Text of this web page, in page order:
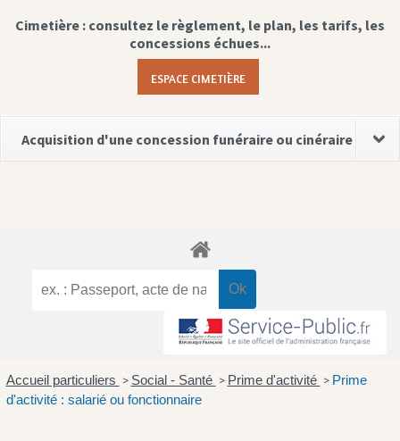
Cimetière : consultez le règlement, le plan, les tarifs, les
concessions échues...
ESPACE CIMETIÈRE
Acquisition d'une concession funéraire ou cinéraire
Accueil particuliers > Social - Santé > Prime d'activité > Prime
d'activité : salarié ou fonctionnaire